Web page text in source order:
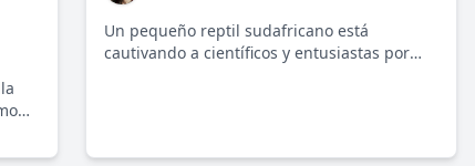
Un pequeño reptil sudafricano está
cautivando a científicos y entusiastas por